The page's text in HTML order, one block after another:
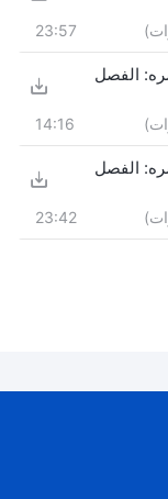
23:57
الفصل
14:16
الفصل
23:42